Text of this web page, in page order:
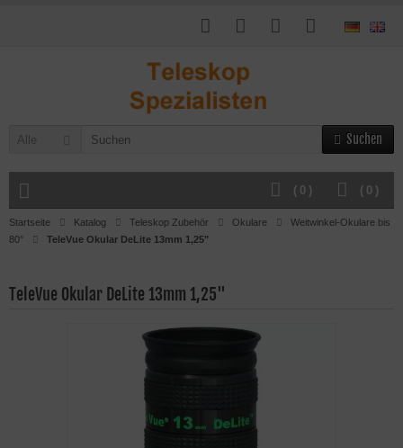
Alle Suchen
( 0 )
( 0 )
Startseite Katalog Teleskop Zubehör Okulare
Weitwinkel-Okulare bis
80°
TeleVue Okular DeLite 13mm 1,25"
TeleVue Okular DeLite 13mm 1,25"